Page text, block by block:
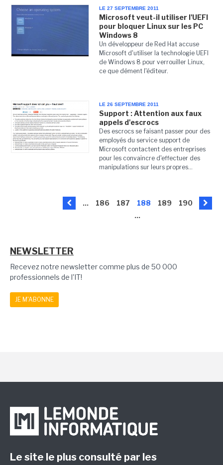
LE 27 SEPTEMBRE 2011
Microsoft veut-il utiliser l'UEFI
pour bloquer Linux sur les PC
Windows 8
Un développeur de Red Hat accuse
Microsoft d'utiliser la technologie UEFI
de Windows 8 pour verrouiller Linux,
ce que dément l'éditeur.
LE 26 SEPTEMBRE 2011
Support : Attention aux faux
appels d'escrocs
Des escrocs se faisant passer pour des
employés du service support de
Microsoft contactent des entreprises
pour les convaincre d'effectuer des
manipulations sur leurs propres...
... 186 187 188 189
190
...
NEWSLETTER
Recevez notre newsletter comme plus de 50 000
professionnels de l'IT!
JE M'ABONNE
Le site le plus consulté par les